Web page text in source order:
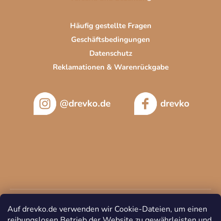
Auf drevko.de verwenden wir Cookie-Dateien, um einen
t
e
Häufig gestellte Fragen
Geschäftsbedingungen
Datenschutz
Reklamationen & Warenrückgabe
@drevko.de drevko